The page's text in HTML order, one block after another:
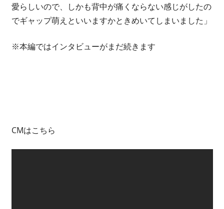
愛らしいので、しかも背中が痛くならない感じがしたの
でギャップ萌えといいますかときめいてしまいました」
※本編ではインタビューがまだ続きます
CMはこちら